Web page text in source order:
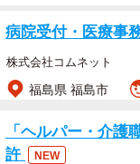
病院受付・医療事
株式会社コムネット
福島県 福島市
「ヘルパー・介
許
NEW